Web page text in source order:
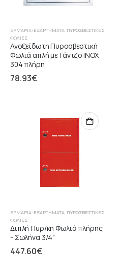
ΕΡΜΆΡΙΑ-ΕΞΑΡΤΉΜΑΤΑ, ΠΥΡΟΣΒΕΣΤΙΚΈΣ
ΦΩΛΙΈΣ
Ανοξείδωτη Πυροσβεστική
Φωλιά απλή με Γάντζο ΙΝΟΧ
304 πλήρη
78.93€
ΕΡΜΆΡΙΑ-ΕΞΑΡΤΉΜΑΤΑ, ΠΥΡΟΣΒΕΣΤΙΚΈΣ
ΦΩΛΙΈΣ
Διπλή Πυρ/κη Φωλιά πλήρης
- Σωλήνα 3/4"
447.60€